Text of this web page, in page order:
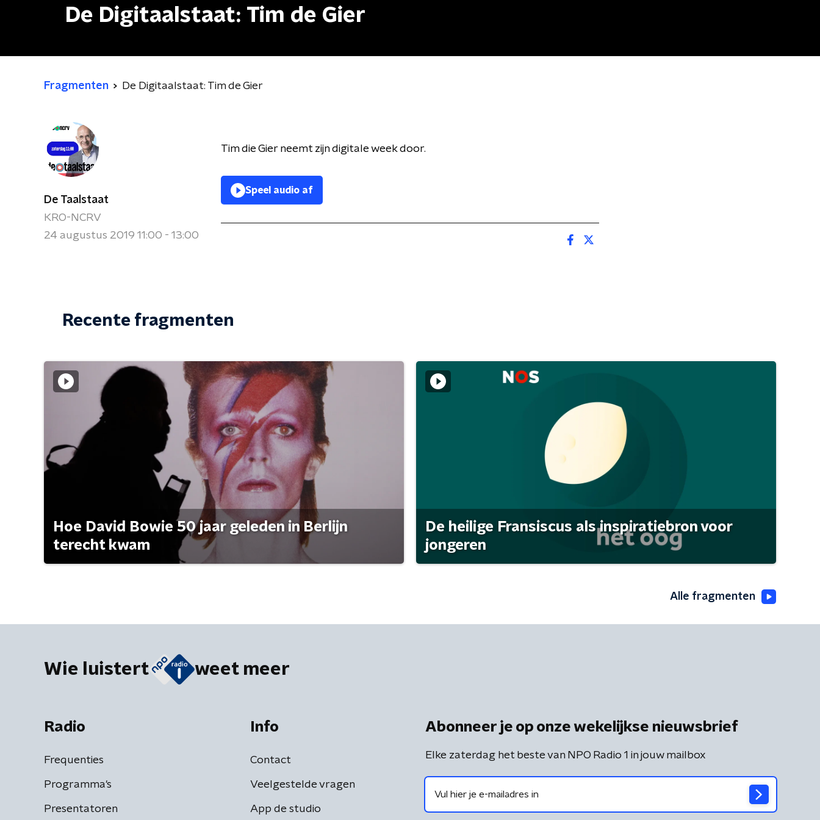
De Digitaalstaat: Tim de Gier
Fragmenten De Digitaalstaat: Tim de Gier
De Taalstaat
KRO-NCRV
24 augustus 2019 11:00 - 13:00
Tim die Gier neemt zijn digitale week door.
Speel audio af
Recente fragmenten
Hoe David Bowie 50 jaar geleden in Berlijn
terecht kwam
De heilige Fransiscus als inspiratiebron voor
jongeren
Alle fragmenten
Wie luistert weet meer
Radio
Frequenties
Programma's
Presentatoren
Info
Contact
Veelgestelde vragen
App de studio
Abonneer je op onze wekelijkse nieuwsbrief
Elke zaterdag het beste van NPO Radio 1 in jouw mailbox